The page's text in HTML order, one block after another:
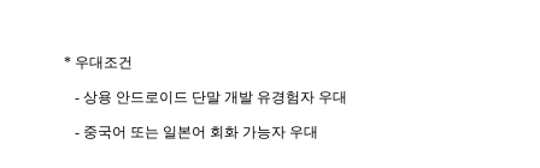
* 우대조건
- 상용 안드로이드 단말 개발 유경험자 우대
- 중국어 또는 일본어 회화 가능자 우대